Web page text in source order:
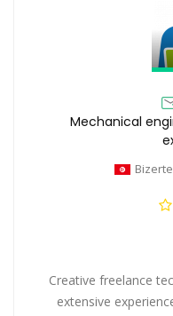
Mechanical
Bizerte
Creative freelance
extensive